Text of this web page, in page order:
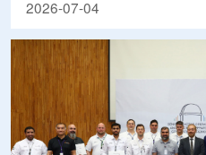
2026-07-04